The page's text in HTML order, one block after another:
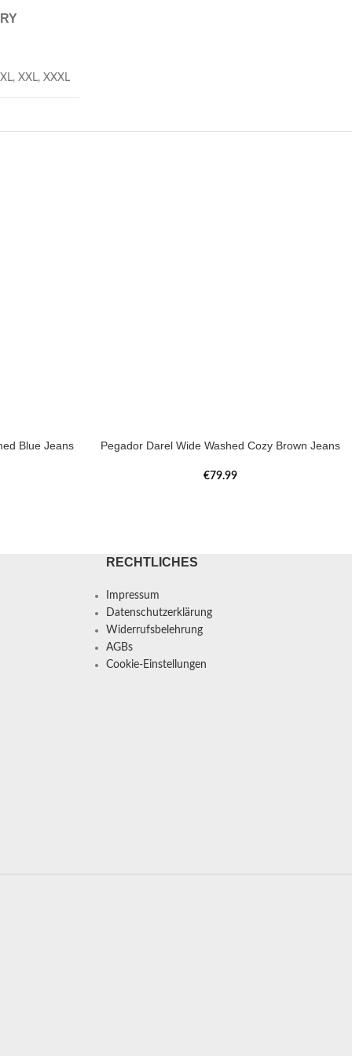
XL, XXL, XXXL
Blue Jeans Pegador Darel Wide Washed Cozy Brown Jeans
€79.99
RECHTLICHES
Impressum
Datenschutzerklärung
Widerrufsbelehrung
AGBs
Cookie-Einstellungen